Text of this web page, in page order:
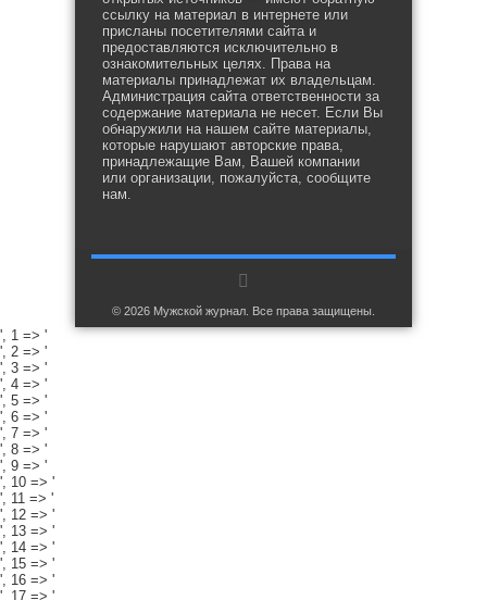
ссылку на материал в интернете или
присланы посетителями сайта и
предоставляются исключительно в
ознакомительных целях. Права на
материалы принадлежат их владельцам.
Администрация сайта ответственности за
содержание материала не несет. Если Вы
обнаружили на нашем сайте материалы,
которые нарушают авторские права,
принадлежащие Вам, Вашей компании
или организации, пожалуйста, сообщите
нам.
© 2026 Мужской журнал. Все права защищены.
', 1 => '
', 2 => '
', 3 => '
', 4 => '
', 5 => '
', 6 => '
', 7 => '
', 8 => '
', 9 => '
', 10 => '
', 11 => '
', 12 => '
', 13 => '
', 14 => '
', 15 => '
', 16 => '
', 17 => '